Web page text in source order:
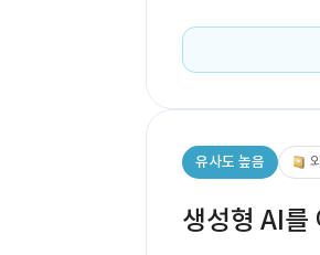
유사도 높음
생성형 AI를